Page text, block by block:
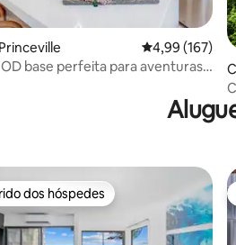
4,99 de uma
4,99 (167)
base perfeita para aventuras
dos hóspedes
dos hóspedes